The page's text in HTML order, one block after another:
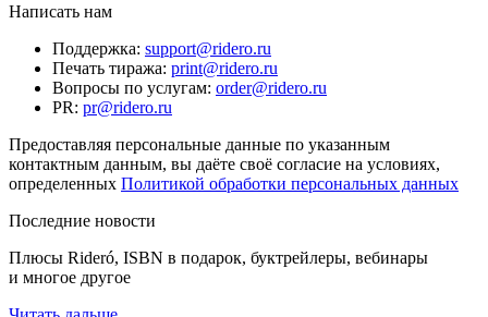
Написать нам
Поддержка: support@ridero.ru
Печать тиража: print@ridero.ru
Вопросы по услугам: order@ridero.ru
PR: pr@ridero.ru
Предоставляя персональные данные по указанным
контактным данным, вы даёте своё согласие на условиях,
определенных Политикой обработки персональных данных
Последние новости
Плюсы Rideró, ISBN в подарок, буктрейлеры, вебинары
и многое другое